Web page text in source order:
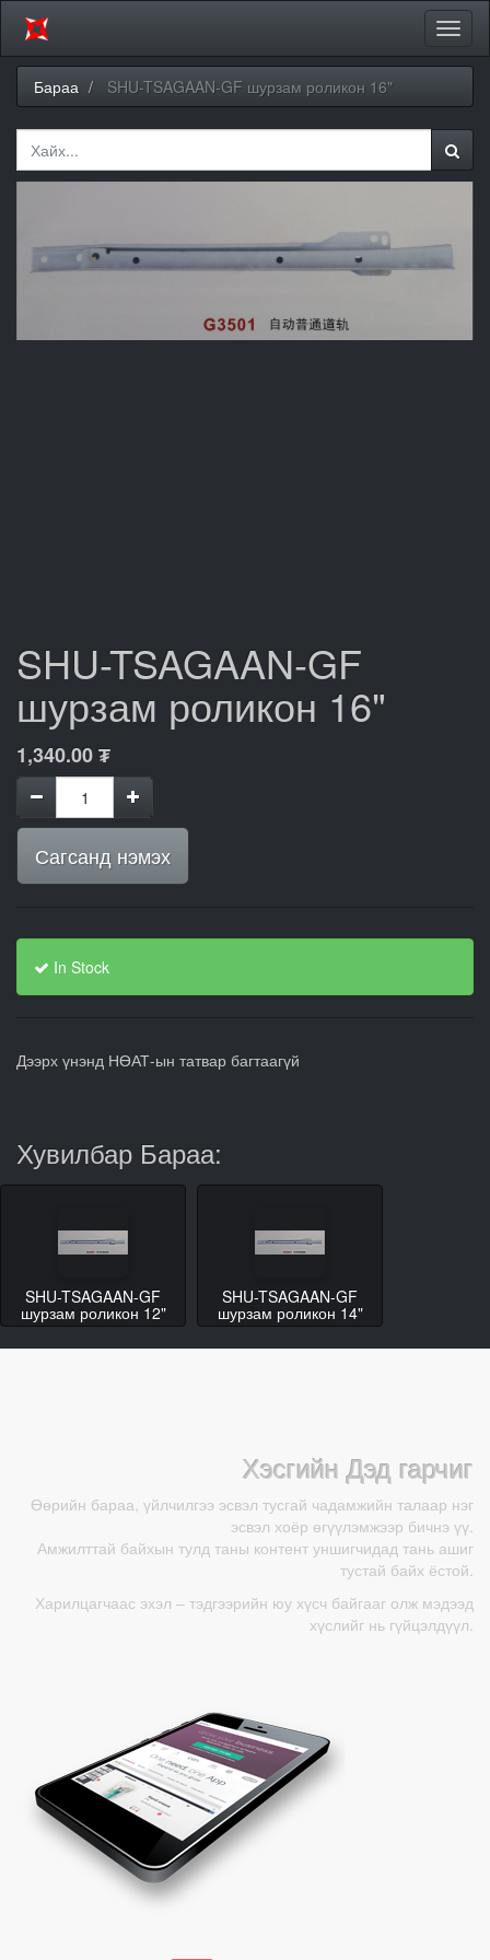
Бараа
SHU-TSAGAAN-GF шурзам роликон 16"
SHU-TSAGAAN-GF
шурзам роликон 16"
1,340.00₮
Сагсанд нэмэх
In Stock
Дээрх үнэнд НӨАТ-ын татвар багтаагүй
Хувилбар Бараа:
SHU-TSAGAAN-GF
шурзам роликон 12"
SHU-TSAGAAN-GF
шурзам роликон 14"
Хэсгийн Дэд гарчиг
Өөрийн бараа, үйлчилгээ эсвэл тусгай чадамжийн талаар нэг
эсвэл хоёр өгүүлэмжээр бичнэ үү.
Амжилттай байхын тулд таны контент уншигчидад тань ашиг
тустай байх ёстой.
Харилцагчаас эхэл – тэдгээрийн юу хүсч байгааг олж мэдээд
хүслийг нь гүйцэлдүүл.